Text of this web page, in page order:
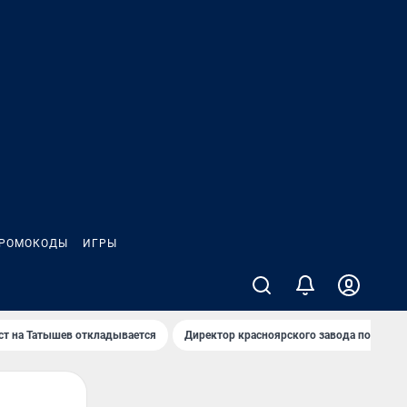
ИГРЫ
на Татышев откладывается Директор красноярского завода под